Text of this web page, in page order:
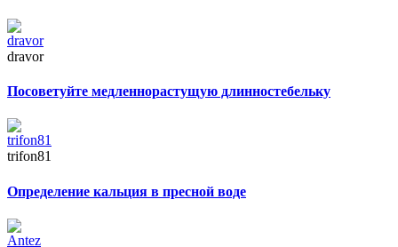
dravor
Посоветуйте медленнорастущую длинностебельку
trifon81
Определение кальция в пресной воде